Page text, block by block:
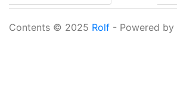
Contents © 2025 Rolf - Powered by